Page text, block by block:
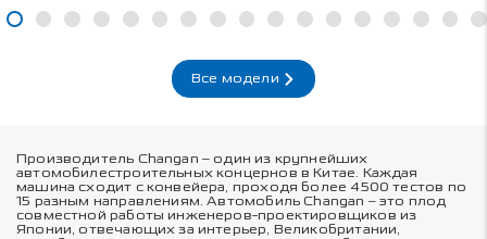
Все модели
Производитель Changan – один из крупнейших
автомобилестроительных концернов в Китае. Каждая
машина сходит с конвейера, проходя более 4500 тестов по
15 разным направлениям. Автомобиль Changan – это плод
совместной работы инженеров-проектировщиков из
Японии, отвечающих за интерьер, Великобритании,